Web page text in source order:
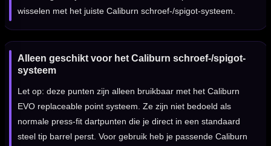
wisselen met het juiste Caliburn schroef-/spigot-systeem.
Alleen geschikt voor het Caliburn schroef-/spigot-
systeem
Let op: deze punten zijn alleen bruikbaar met het Caliburn
EVO replaceable point systeem. Ze zijn niet bedoeld als
normale press-fit dartpunten die je direct in een standaard
steel tip barrel perst. Voor gebruik heb je passende Caliburn